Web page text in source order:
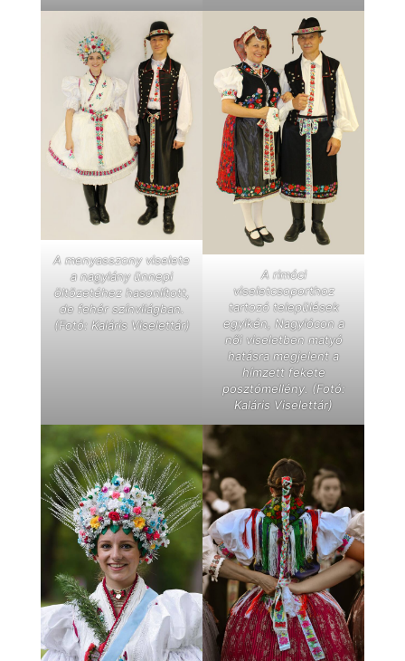
A menyasszony viselete
a nagylány ünnepi
öltözetéhez hasonlított,
de fehér színvilágban.
(Fotó: Kaláris Viselettár)
A rimóci
viseletcsoporthoz
tartozó települések
egyikén, Nagylócon a
női viseletben matyó
hatásra megjelent a
hímzett fekete
posztómellény. (Fotó:
Kaláris Viselettár)